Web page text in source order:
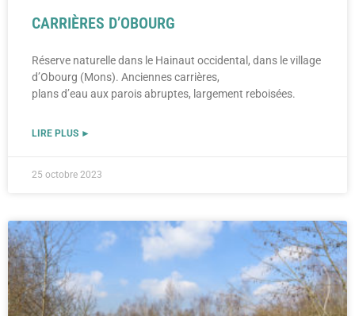
CARRIÈRES D’OBOURG
Réserve naturelle dans le Hainaut occidental, dans le village
d’Obourg (Mons). Anciennes carrières,
plans d’eau aux parois abruptes, largement reboisées.
LIRE PLUS ►
25 octobre 2023